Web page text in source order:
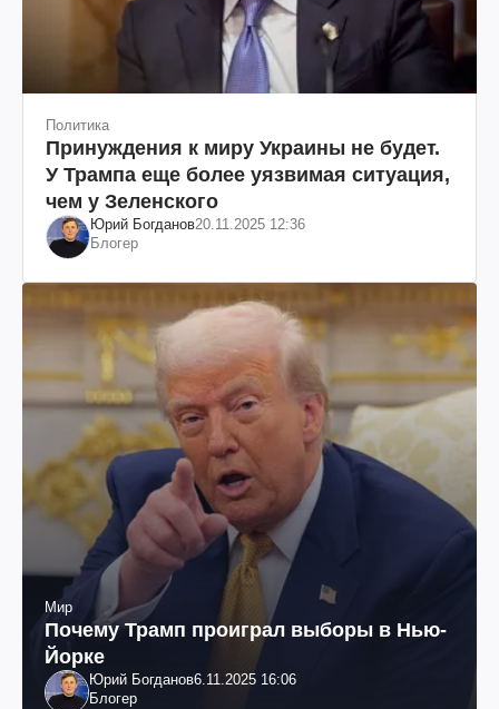
Политика
Принуждения к миру Украины не будет.
У Трампа еще более уязвимая ситуация,
чем у Зеленского
Юрий Богданов20.11.2025 12:36
Блогер
Мир
Почему Трамп проиграл выборы в Нью-
Йорке
Юрий Богданов6.11.2025 16:06
Блогер